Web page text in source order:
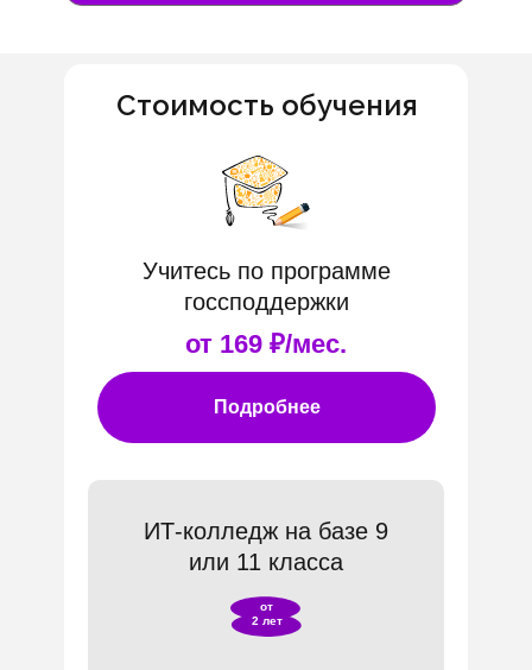
ИТ-колледж на базе 9
или 11 класса
Стоимость обучения
от
2 лет
Подробнее
Учитесь по программе
госсподдержки
от 169 ₽/мес.